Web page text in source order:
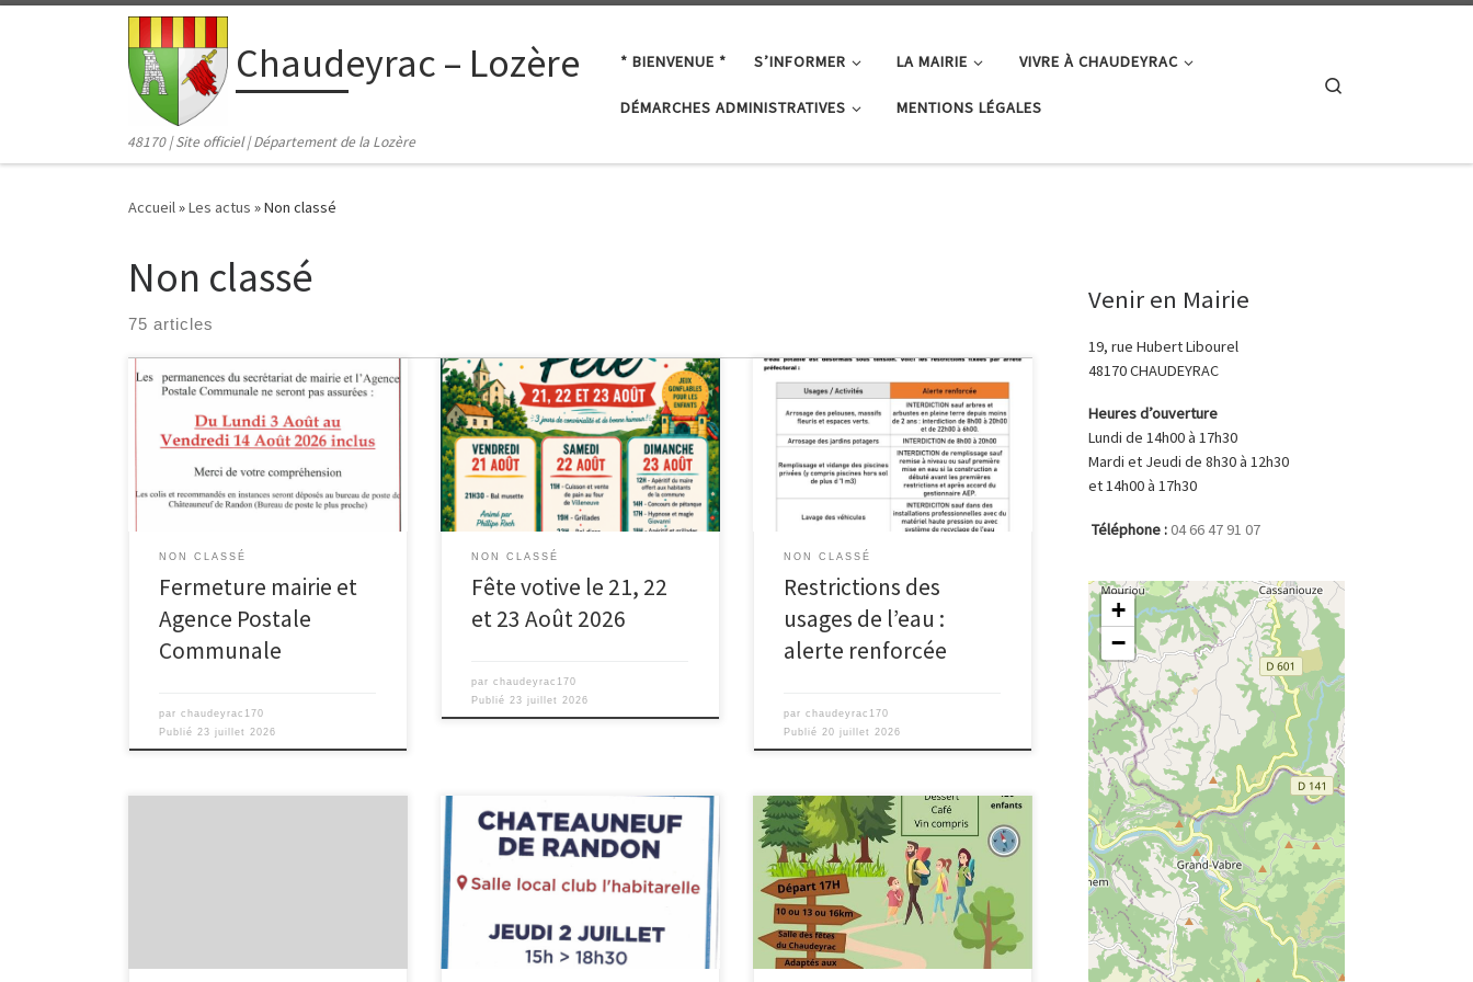
Passer au contenu
Chaudeyrac – Lozère
48170 | Site officiel | Département de la Lozère
* BIENVENUE * S’INFORMER LA MAIRIE VIVRE À CHAUDEYRAC
DÉMARCHES ADMINISTRATIVES MENTIONS LÉGALES
Accueil»Les actus »Non classé
Non classé
75 articles
NON CLASSÉ
Fermeture mairie et
Agence Postale
Communale
parchaudeyrac170
Publié23 juillet 2026
NON CLASSÉ
Fête votive le 21, 22
et 23 Août 2026
parchaudeyrac170
Publié23 juillet 2026
NON CLASSÉ
Restrictions des
usages de l’eau :
alerte renforcée
parchaudeyrac170
Publié20 juillet 2026
Marche Gourmande des Petits
Ecoliers de Châteauneuf de Randon
L’Association des Parents d’Élèves
vous invite à partager un moment
convivial lors de sa Marche
Gourmande ! Au fil d’un parcours
accessible à tous, profitez de
Venir en Mairie
19, rue Hubert Libourel
48170 CHAUDEYRAC
Heures d’ouverture
Lundi de 14h00 à 17h30
Mardi et Jeudi de 8h30 à 12h30
et 14h00 à 17h30
Téléphone :04 66 47 91 07
+
−